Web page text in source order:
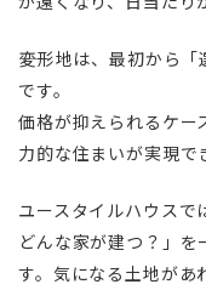
――変形地は、最初から
です。
価格が抑えられるケー
力的な住まいが実現で
ユースタイルハウスで
どんな家が建つ？」
す。気になる土地があ